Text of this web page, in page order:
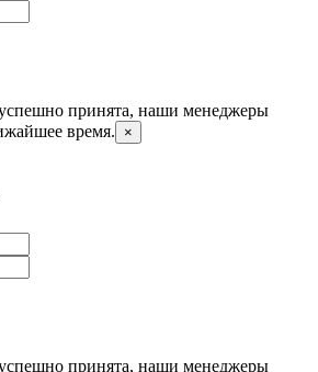
принята, наши менеджеры
время.
×
принята, наши менеджеры